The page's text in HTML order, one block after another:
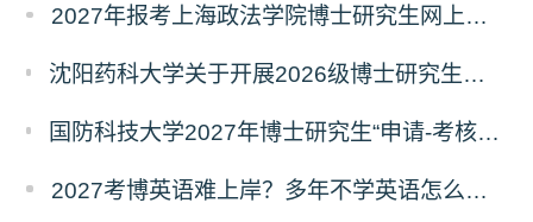
2027年报考上海政法学院博士研究生网上报名公告
沈阳药科大学关于开展2026级博士研究生录取后信息采集及档案调取等相关工作的通知
国防科技大学2027年博士研究生“申请-考核”制招生专业基础笔试考试大纲
2027考博英语难上岸？多年不学英语怎么备考？